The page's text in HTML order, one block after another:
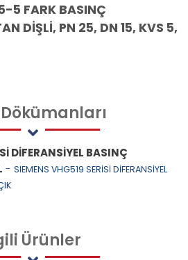
5 FARK BASINÇ
DİŞLİ, PN 25, DN 15, KVS 5,
Dökümanları
DİFERANSİYEL BASINÇ
- SIEMENS VHG519 SERİSİ DİFERANSİYEL
Ürünler